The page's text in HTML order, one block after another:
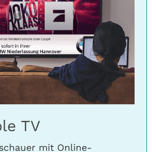
TV
mit Online-